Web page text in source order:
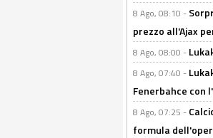
8 Ago, 08:10 -
prezzo all'Ajax
8 Ago, 08:00 -
8 Ago, 07:40 -
Fenerbahce con
8 Ago, 07:25 -
formula